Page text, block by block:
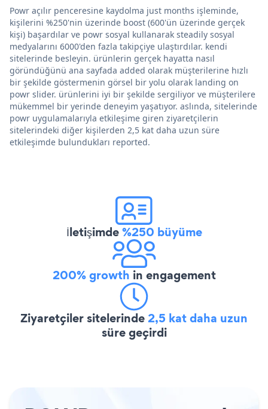
Powr açılır penceresine kaydolma just months işleminde,
kişilerini %250'nin üzerinde boost (600'ün üzerinde gerçek
kişi) başardılar ve powr sosyal kullanarak steadily sosyal
medyalarını 6000'den fazla takipçiye ulaştırdılar. kendi
sitelerinde besleyin. ürünlerin gerçek hayatta nasıl
göründüğünü ana sayfada added olarak müşterilerine hızlı
bir şekilde göstermenin görsel bir yolu olarak landing on
powr slider. ürünlerini iyi bir şekilde sergiliyor ve müşterilere
mükemmel bir yerinde deneyim yaşatıyor. aslında, sitelerinde
powr uygulamalarıyla etkileşime giren ziyaretçilerin
sitelerindeki diğer kişilerden 2,5 kat daha uzun süre
etkileşimde bulundukları reported.
İletişimde%250 büyüme
200% growth in engagement
Ziyaretçiler sitelerinde2,5 kat daha uzun
süre geçirdi